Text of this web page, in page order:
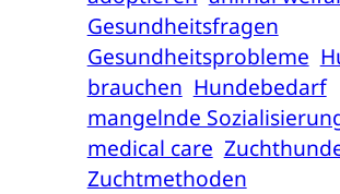
Gesundheitsfragen
Gesundheitsprobleme
brauchen Hundebedarf
mangelnde
medical care
Zuchtmethoden